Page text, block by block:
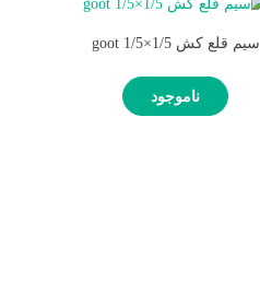
سیم قلع کش goot 1/5×1/5
ناموجود